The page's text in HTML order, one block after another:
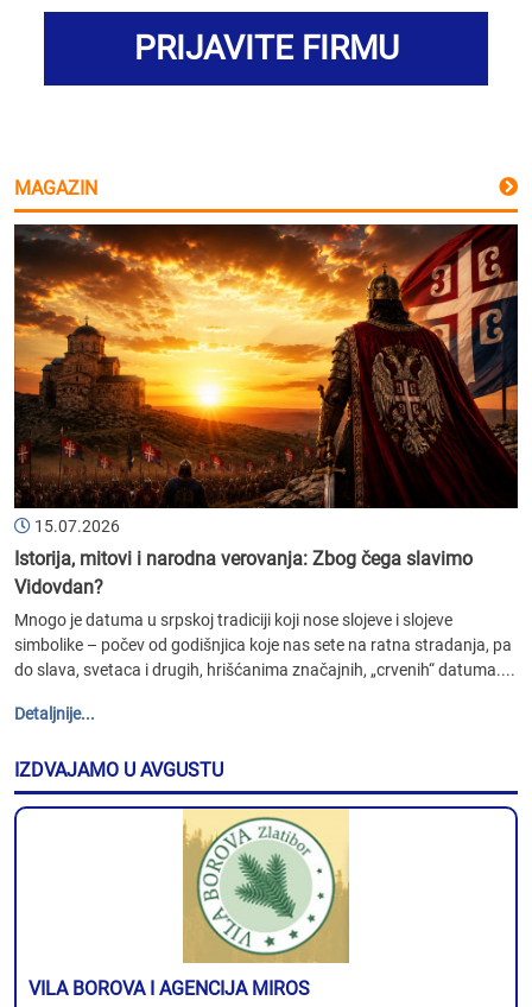
PRIJAVITE FIRMU
MAGAZIN
15.07.2026
Istorija, mitovi i narodna verovanja: Zbog čega slavimo
Vidovdan?
Mnogo je datuma u srpskoj tradiciji koji nose slojeve i slojeve
simbolike – počev od godišnjica koje nas sete na ratna stradanja, pa
do slava, svetaca i drugih, hrišćanima značajnih, „crvenih“ datuma....
Detaljnije...
IZDVAJAMO U AVGUSTU
VILA BOROVA I AGENCIJA MIROS